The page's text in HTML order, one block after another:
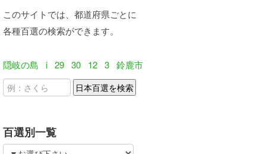
このサイトでは、都道府県ごとに
各種百選の検索ができます。
隠岐の島 i 29 30 12 3 鈴鹿市
百選別一覧